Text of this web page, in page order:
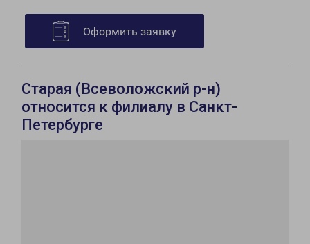
Оформить заявку
Старая (Всеволожский р-н)
относится к филиалу в Санкт-
Петербурге